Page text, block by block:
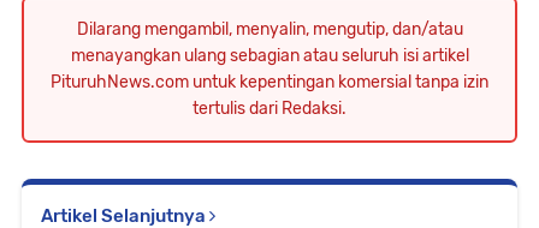
Dilarang mengambil, menyalin, mengutip, dan/atau
menayangkan ulang sebagian atau seluruh isi artikel
PituruhNews.com untuk kepentingan komersial tanpa izin
tertulis dari Redaksi.
Artikel Selanjutnya